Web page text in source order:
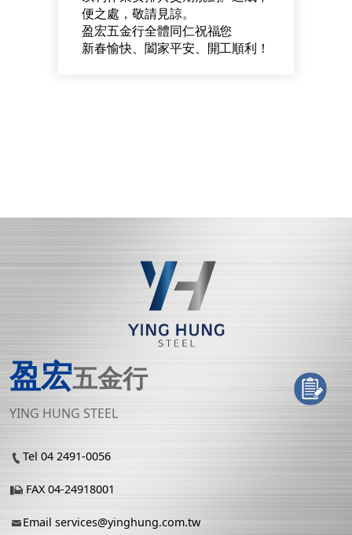
便之處，敬請見諒。
盈宏五金行全體同仁祝福您
新春愉快、闔家平安、開工順利！
盈宏五金行
YING HUNG STEEL
Tel 04 2491-0056
FAX 04-24918001
Email services@yinghung.com.tw